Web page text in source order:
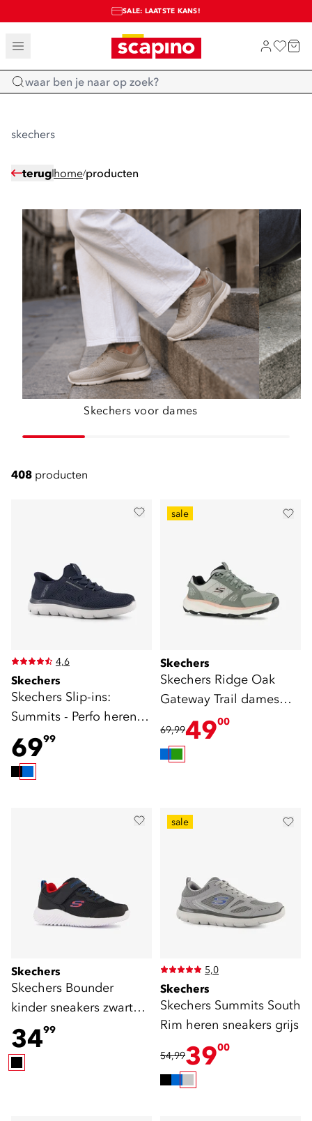
TOT 70% KORTING OP SALE
SALE: LAATSTE KANS!
SHOP NIEUW
Home
skechers
terug home/producten
Skechers voor dames
408 producten
4,6
Skechers
Skechers Slip-ins:
Summits - Perfo heren
sneakers blauw
6999
sale
Skechers
Skechers Ridge Oak
Gateway Trail dames
sneakers cat. A
69,994900
Skechers
Skechers Bounder
kinder sneakers zwart
rood
3499
sale
5,0
Skechers
Skechers Summits South
Rim heren sneakers grijs
54,993900